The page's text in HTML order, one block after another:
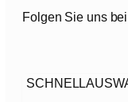
.
i
Folgen Sie uns